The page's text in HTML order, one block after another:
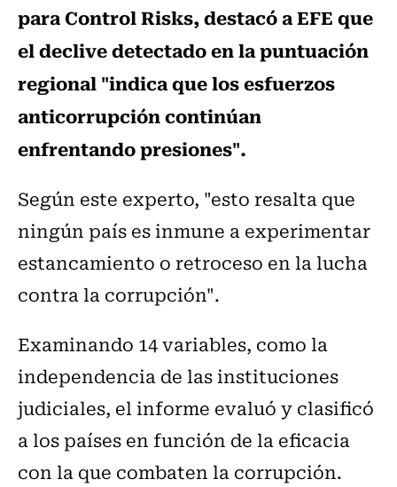
para Control Risks, destacó a EFE que
el declive detectado en la puntuación
regional "indica que los esfuerzos
anticorrupción continúan
enfrentando presiones".
Según este experto, "esto resalta que
ningún país es inmune a experimentar
estancamiento o retroceso en la lucha
contra la corrupción".
Examinando 14 variables, como la
independencia de las instituciones
judiciales, el informe evaluó y clasificó
a los países en función de la eficacia
con la que combaten la corrupción.